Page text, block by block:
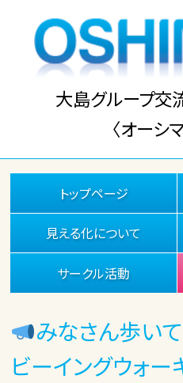
大島グループ交
〈オーシ
トップページ
見える化について
サークル活動
みなさん歩い
ビーイングウォ